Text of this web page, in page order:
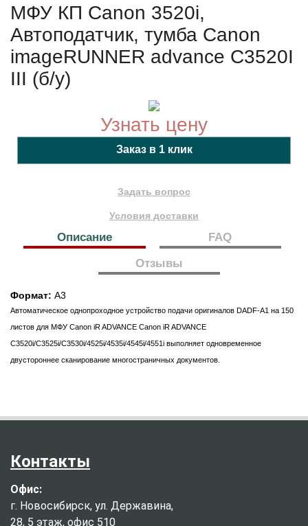
МФУ КП Canon 3520i,
Автоподатчик, тумба Canon
imageRUNNER advance C3520I
III (б/у)
Узнать цену
Задать вопрос
Условия доставки
Описание
FAQ
Отзывы
Формат: А3
Автоматическое однопроходное устройство подачи оригиналов DADF-A1 на 150
листов для МФУ Canon iR ADVANCE Canon iR ADVANCE
C3520i/C3525i/C3530i/4525i/4535i/4545i/4551i выполняет одновременное
двустороннее сканирование многостраничных документов.
Контакты
Офис:
г. Новосибирск, ул. Державина,
28, 5 этаж, офис 510